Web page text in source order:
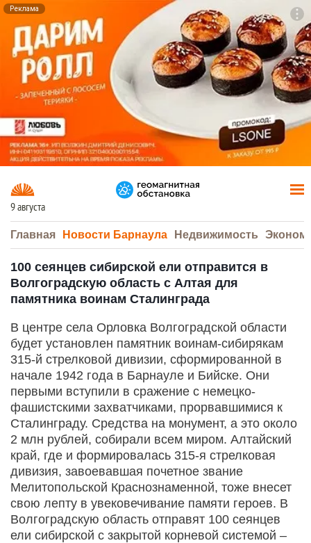
Реклама
9 августа
Главная Новости Барнаула Недвижимость
100 сеянцев сибирской ели отправится в
Волгоградскую область с Алтая для
памятника воинам Сталинграда
В центре села Орловка Волгоградской области
будет установлен памятник воинам-сибирякам
315-й стрелковой дивизии, сформированной в
начале 1942 года в Барнауле и Бийске. Они
первыми вступили в сражение с немецко-
фашистскими захватчиками, прорвавшимися к
Сталинграду. Средства на монумент, а это около
2 млн рублей, собирали всем миром. Алтайский
край, где и формировалась 315-я стрелковая
дивизия, завоевавшая почетное звание
Мелитопольской Краснознаменной, тоже внесет
свою лепту в увековечивание памяти героев. В
Волгоградскую область отправят 100 сеянцев
ели сибирской с закрытой корневой системой –